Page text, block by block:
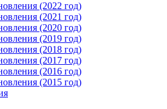
(2022 год)
(2021 год)
(2020 год)
(2019 год)
(2018 год)
(2017 год)
(2016 год)
(2015 год)